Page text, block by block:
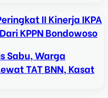
II Kinerja IKPA
KPPN Bondowoso
Sabu, Warga
TAT BNN, Kasat